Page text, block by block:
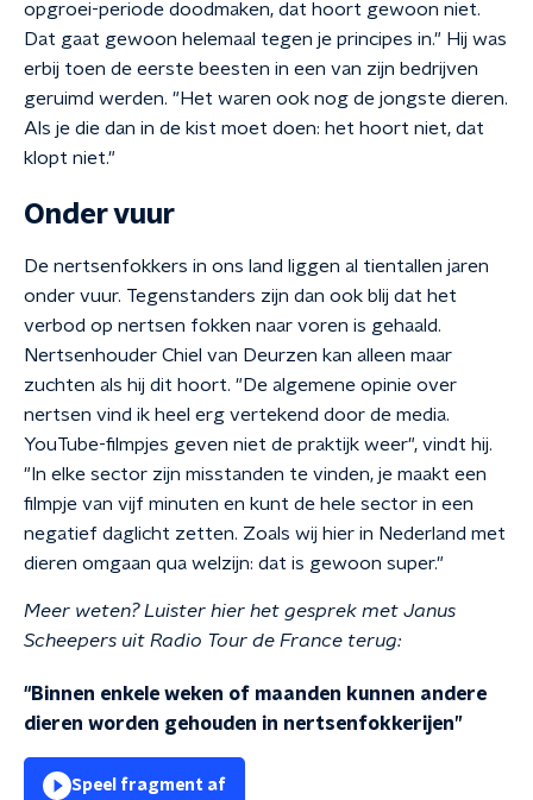
opgroei-periode doodmaken, dat hoort gewoon niet.
Dat gaat gewoon helemaal tegen je principes in." Hij was
erbij toen de eerste beesten in een van zijn bedrijven
geruimd werden. "Het waren ook nog de jongste dieren.
Als je die dan in de kist moet doen: het hoort niet, dat
klopt niet."
Onder vuur
De nertsenfokkers in ons land liggen al tientallen jaren
onder vuur. Tegenstanders zijn dan ook blij dat het
verbod op nertsen fokken naar voren is gehaald.
Nertsenhouder Chiel van Deurzen kan alleen maar
zuchten als hij dit hoort. "De algemene opinie over
nertsen vind ik heel erg vertekend door de media.
YouTube-filmpjes geven niet de praktijk weer", vindt hij.
"In elke sector zijn misstanden te vinden, je maakt een
filmpje van vijf minuten en kunt de hele sector in een
negatief daglicht zetten. Zoals wij hier in Nederland met
dieren omgaan qua welzijn: dat is gewoon super."
Meer weten? Luister hier het gesprek met Janus
Scheepers uit Radio Tour de France terug:
"Binnen enkele weken of maanden kunnen andere
dieren worden gehouden in nertsenfokkerijen”
Speel fragment af